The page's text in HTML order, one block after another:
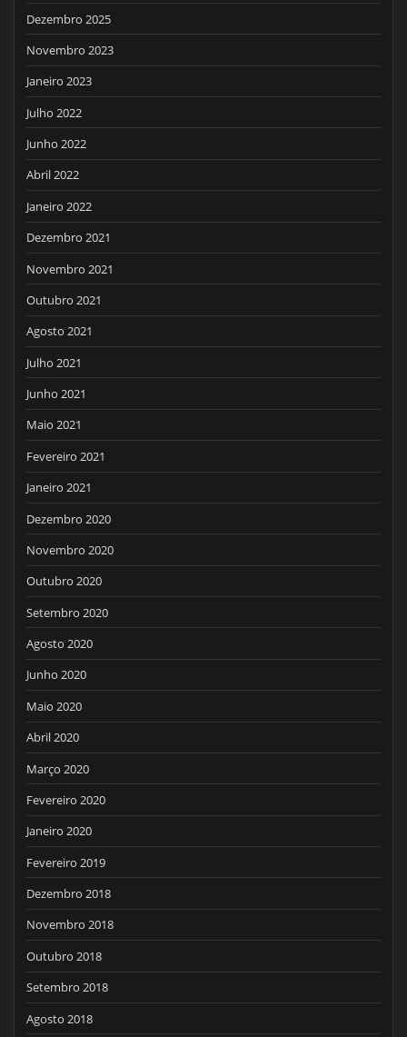
Dezembro 2025
Novembro 2023
Janeiro 2023
Julho 2022
Junho 2022
Abril 2022
Janeiro 2022
Dezembro 2021
Novembro 2021
Outubro 2021
Agosto 2021
Julho 2021
Junho 2021
Maio 2021
Fevereiro 2021
Janeiro 2021
Dezembro 2020
Novembro 2020
Outubro 2020
Setembro 2020
Agosto 2020
Junho 2020
Maio 2020
Abril 2020
Março 2020
Fevereiro 2020
Janeiro 2020
Fevereiro 2019
Dezembro 2018
Novembro 2018
Outubro 2018
Setembro 2018
Agosto 2018